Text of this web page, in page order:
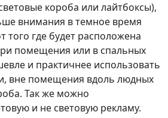
короба или лайтбоксы),
внимания в темное время
того где будет расположена
помещения или в спальных
и практичнее использовать
вне помещения вдоль людных
Так же можно
и не световую рекламу.